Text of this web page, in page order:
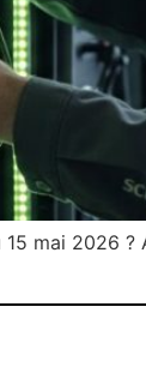
mai 2026